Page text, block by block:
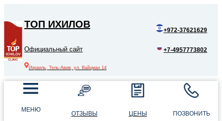
ТОП ИХИЛОВ
Официальный сайт
Израиль, Тель-Авив, ул. Вайцман 14
+972-37621629
+7-4957773802
МЕНЮ
ОТЗЫВЫ ЦЕНЫ ПОЗВОНИТЬ